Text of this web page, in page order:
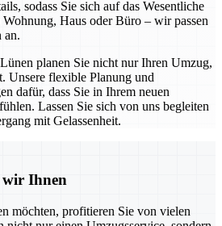
sodass Sie sich auf das Wesentliche
Haus oder Büro – wir passen
an.
planen Sie nicht nur Ihren Umzug,
Unsere flexible Planung und
dafür, dass Sie in Ihrem neuen
Lassen Sie sich von uns begleiten
mit Gelassenheit.
wir Ihnen
möchten, profitieren Sie von vielen